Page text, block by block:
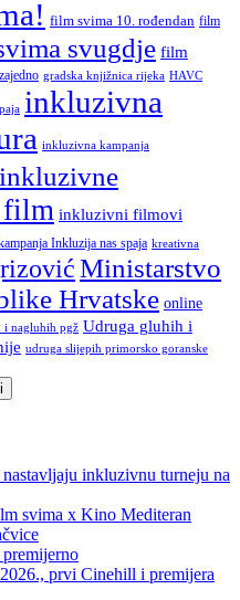
film svima 10. rođendan film
svugdje film
gradska knjižnica rijeka HAVC
inkluzivna
inkluzivna kampanja
inkluzivne
inkluzivni filmovi
Inkluzija nas spaja kreativna
Ministarstvo
Hrvatske online
i nagluhih pgž Udruga gluhih i
udruga slijepih primorsko goranske
inkluzivnu turneju na
svima x Kino Mediteran
prvi Cinehill i premijera